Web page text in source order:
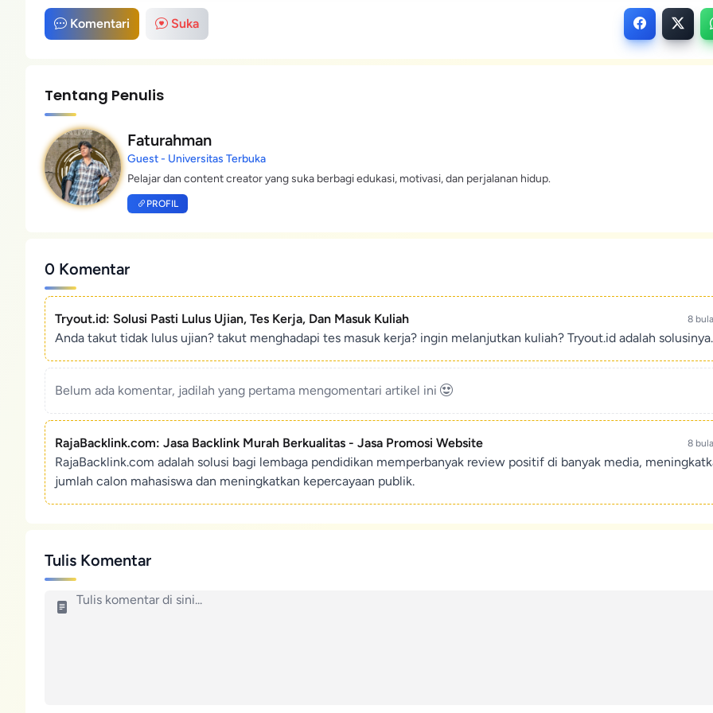
Komentari Suka
Tentang Penulis
Faturahman
Guest - Universitas Terbuka
Pelajar dan content creator yang suka berbagi edukasi, motivasi, dan perjalanan hidup.
PROFIL
0 Komentar
Tryout.id: Solusi Pasti Lulus Ujian, Tes Kerja, Dan Masuk Kuliah 8
Anda takut tidak lulus ujian? takut menghadapi tes masuk kerja? ingin melanjutkan kuliah? Tryout.id adalah solusinya.
Belum ada komentar, jadilah yang pertama mengomentari artikel ini
RajaBacklink.com: Jasa Backlink Murah Berkualitas - Jasa Promosi Website 8
RajaBacklink.com adalah solusi bagi lembaga pendidikan memperbanyak review positif di banyak media,
jumlah calon mahasiswa dan meningkatkan kepercayaan publik.
Tulis Komentar